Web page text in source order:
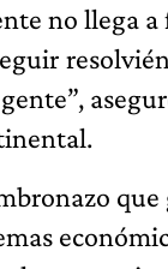
no llega a
que